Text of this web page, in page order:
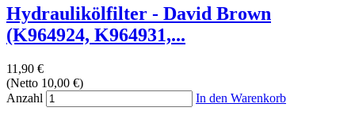
Hydraulikölfilter - David Brown
(K964924, K964931,...
11,90 €
(Netto 10,00 €)
Anzahl
In den Warenkorb